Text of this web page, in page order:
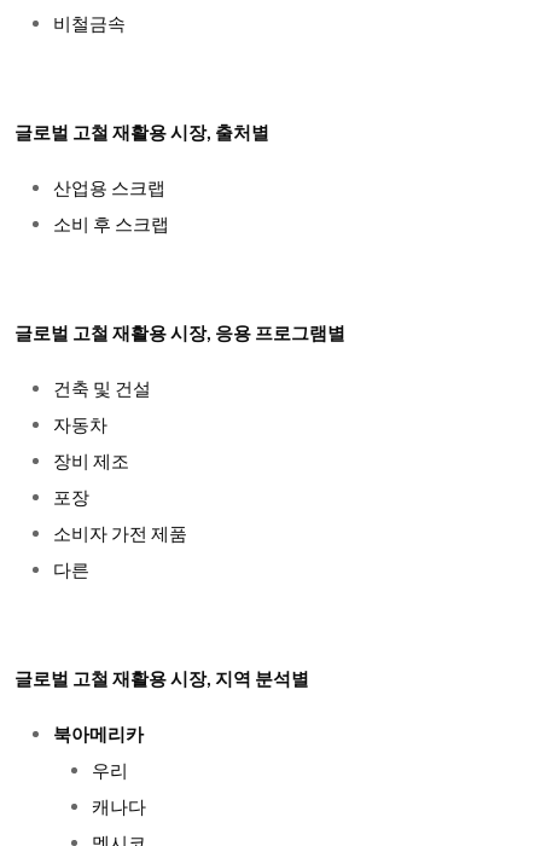
비철금속
글로벌 고철 재활용 시장, 출처별
산업용 스크랩
소비 후 스크랩
글로벌 고철 재활용 시장, 응용 프로그램별
건축 및 건설
자동차
장비 제조
포장
소비자 가전 제품
다른
글로벌 고철 재활용 시장, 지역 분석별
북아메리카
우리
캐나다